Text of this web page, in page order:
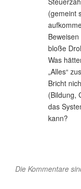
(gemeint
bloße
Was
„Alles“
Bricht
(Bildung,
das
kann?
Die Kommentare